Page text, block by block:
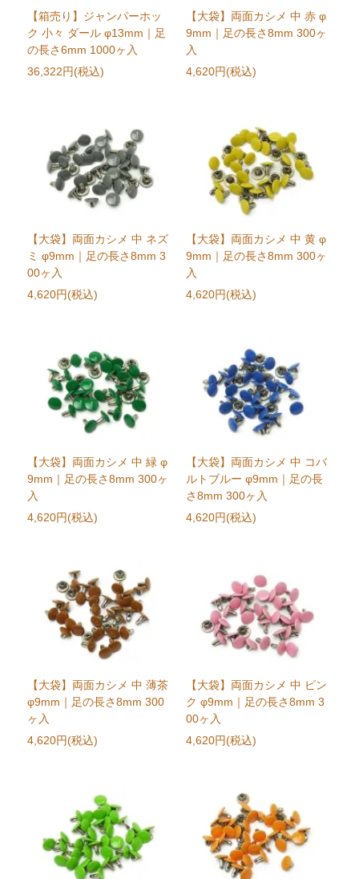
【箱売り】ジャンパーホッ
ク 小々 ダール φ13mm｜足
の長さ6mm 1000ヶ入
36,322円(税込)
【大袋】両面カシメ 中 赤 φ
9mm｜足の長さ8mm 300ヶ
入
4,620円(税込)
【大袋】両面カシメ 中 ネズ
ミ φ9mm｜足の長さ8mm 3
00ヶ入
4,620円(税込)
【大袋】両面カシメ 中 黄 φ
9mm｜足の長さ8mm 300ヶ
入
4,620円(税込)
【大袋】両面カシメ 中 緑 φ
9mm｜足の長さ8mm 300ヶ
入
4,620円(税込)
【大袋】両面カシメ 中 コバ
ルトブルー φ9mm｜足の長
さ8mm 300ヶ入
4,620円(税込)
【大袋】両面カシメ 中 薄茶
φ9mm｜足の長さ8mm 300
ヶ入
4,620円(税込)
【大袋】両面カシメ 中 ピン
ク φ9mm｜足の長さ8mm 3
00ヶ入
4,620円(税込)